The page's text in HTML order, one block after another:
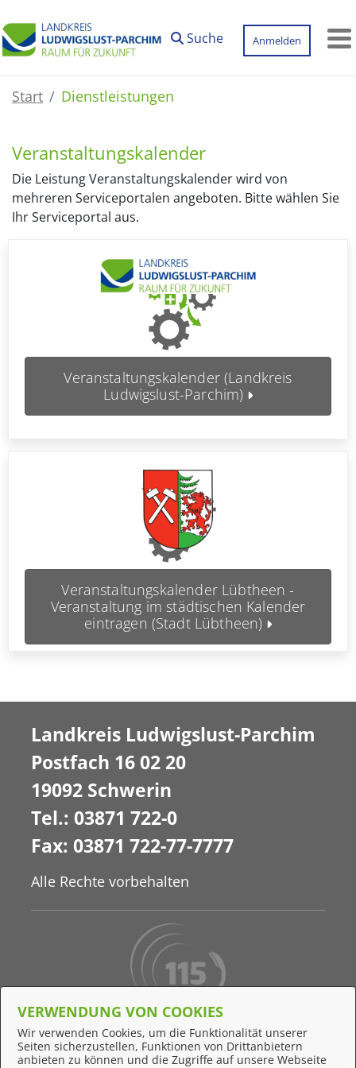
Suche
Anmelden
Start Dienstleistungen
Veranstaltungskalender
Die Leistung Veranstaltungskalender wird von
mehreren Serviceportalen angeboten. Bitte wählen Sie
Ihr Serviceportal aus.
Veranstaltungskalender (Landkreis
Ludwigslust-Parchim)
Veranstaltungskalender Lübtheen -
Veranstaltung im städtischen Kalender
eintragen (Stadt Lübtheen)
Behördennummer 115
Online-Support
Landkreis Ludwigslust-Parchim
Postfach 16 02 20
19092 Schwerin
Tel.: 03871 722-0
Fax: 03871 722-77-7777
Alle Rechte vorbehalten
VERWENDUNG VON COOKIES
Wir verwenden Cookies, um die Funktionalität unserer
Seiten sicherzustellen, Funktionen von Drittanbietern
anbieten zu können und die Zugriffe auf unsere Webseite